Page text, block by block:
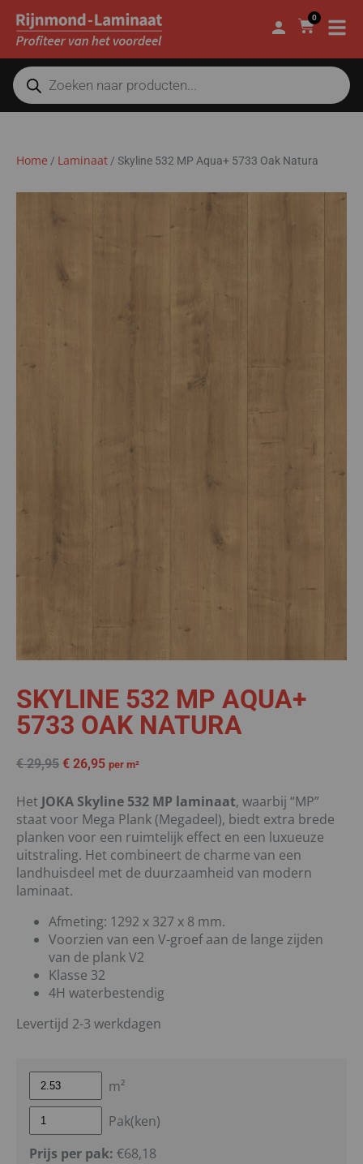
0
Home / Laminaat / Skyline 532 MP Aqua+ 5733 Oak Natura
SKYLINE 532 MP AQUA+
5733 OAK NATURA
€29,95 € 26,95 per m²
Het JOKA Skyline 532 MP laminaat, waarbij “MP”
staat voor Mega Plank (Megadeel), biedt extra brede
planken voor een ruimtelijk effect en een luxueuze
uitstraling. Het combineert de charme van een
landhuisdeel met de duurzaamheid van modern
laminaat.
Afmeting: 1292 x 327 x 8 mm.
Voorzien van een V-groef aan de lange zijden
van de plank V2
Klasse 32
4H waterbestendig
Levertijd 2-3 werkdagen
m²
Pak(ken)
Prijs per pak: €68,18